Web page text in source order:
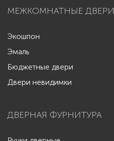
МЕЖКОМНАТНЫЕ ДВЕРИ
Экошпон
Эмаль
Бюджетные двери
Двери невидимки
ДВЕРНАЯ ФУРНИТУРА